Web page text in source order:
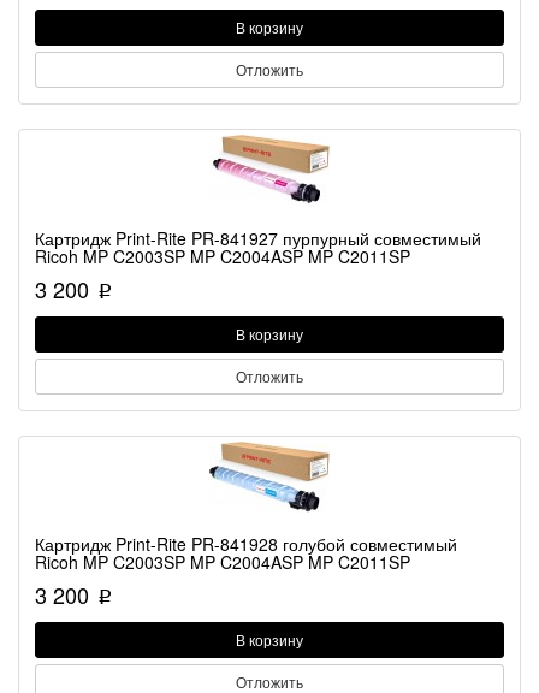
В корзину
Отложить
Картридж Print-Rite PR-841927 пурпурный совместимый
Ricoh MP C2003SP MP C2004ASP MP C2011SP
3 200 p
В корзину
Отложить
Картридж Print-Rite PR-841928 голубой совместимый
Ricoh MP C2003SP MP C2004ASP MP C2011SP
3 200 p
В корзину
Отложить